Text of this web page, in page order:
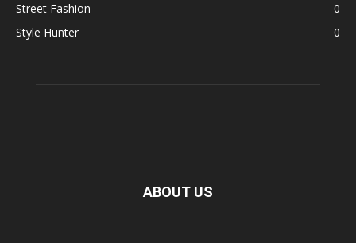
Street Fashion
0
Style Hunter
0
ABOUT US